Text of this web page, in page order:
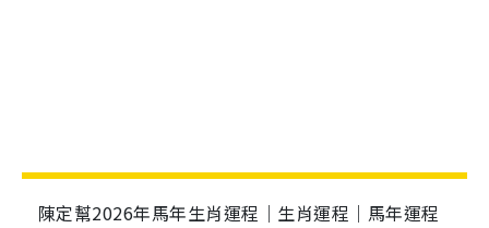
陳定幫2026年馬年生肖運程｜生肖運程｜馬年運程